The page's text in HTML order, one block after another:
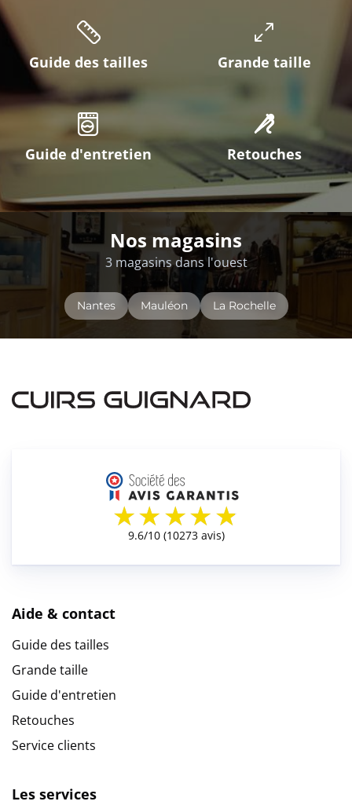
Guide des tailles Grande taille
Guide d'entretien Retouches
Nos magasins
3 magasins dans l'ouest
Nantes Mauléon La Rochelle
Aide & contact
Guide des tailles
Grande taille
Guide d'entretien
Retouches
Service clients
Les services